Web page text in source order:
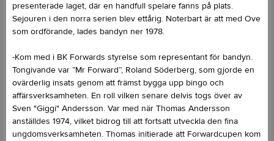
presenterade laget, där en handfull spelare fanns på plats.
Sejouren i den norra serien blev ettårig. Noterbart är att med Ove
som ordförande, lades bandyn ner 1978.
-Kom med i BK Forwards styrelse som representant för bandyn.
Tongivande var ”Mr Forward”, Roland Söderberg, som gjorde en
ovärderlig insats genom att främst bygga upp bingo och
affärsverksamheten. En roll vilken senare delvis togs över av
Sven "Giggi" Andersson. Var med när Thomas Andersson
anställdes 1974, vilket bidrog till att fortsatt utveckla den fina
ungdomsverksamheten. Thomas initierade att Forwardcupen kom